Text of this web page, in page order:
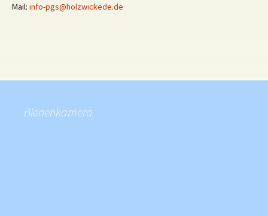
Mail: info-pgs@holzwickede.de
Bienenkamera